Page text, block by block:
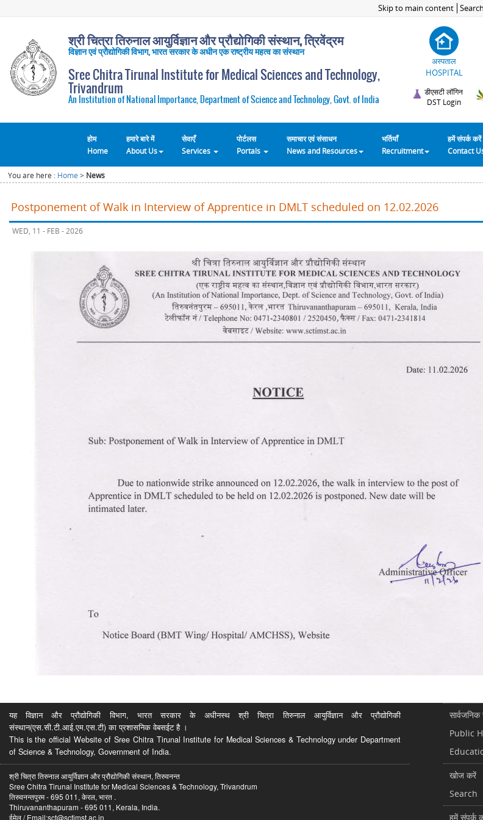
Skip to main content Search
श्री चित्रा तिरुनाल आयुर्विज्ञान और प्रौद्योगिकी संस्थान, त्रिवेंद्रम
विज्ञान एवं प्रौद्योगिकी विभाग, भारत सरकार के अधीन एक राष्ट्रीय महत्व का संस्थान
Sree Chitra Tirunal Institute for Medical Sciences and Technology,
Trivandrum
An Institution of National Importance, Department of Science and Technology, Govt. of India
अस्पताल
HOSPITAL
डीएसटी लॉगिन
DST Login
होम
Home
हमारे बारे में
About Us
सेवाएँ
Services
पोर्टलस
Portals
समाचार एवं संसाधन
News and Resources
भर्तियाँ
Recruitment
हमें संपर्क करें
Contact
You are here : Home > News
Postponement of Walk in Interview of Apprentice in DMLT scheduled on 12.02.2026
WED, 11 - FEB - 2026
यह विज्ञान और प्रौद्योगिकी विभाग, भारत सरकार के अधीनस्थ श्री चित्रा तिरुनाल आयुर्विज्ञान और प्रौद्योगिकी
संस्थान(एस.सी.टी.आई.एम.एस.टी) का प्रशासनिक वेबसईट है ।
This is the official Website of Sree Chitra Tirunal Institute for Medical Sciences & Technology under Department
of Science & Technology, Government of India.
श्री चित्रा तिरुनाल आयुर्विज्ञान और प्रौद्योगिकी संस्थान, तिरुवनन्त
Sree Chitra Tirunal Institute for Medical Sciences & Technology, Trivandrum
तिरुवनन्तपुरम - 695 011, केरल, भारत .
Thiruvananthapuram - 695 011, Kerala, India.
ईमेल / Email:sct@sctimst.ac.in
सार्वजनिक
Public
खोज करें
Search
हमें संपर्क